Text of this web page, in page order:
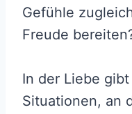
Gefühle
Freude
In der Liebe
Situationen, an